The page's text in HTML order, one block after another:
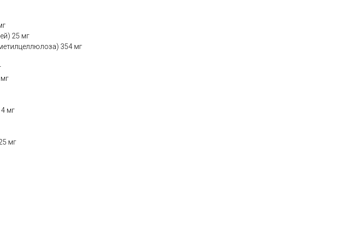
25 мг
354 мг
мг
мг